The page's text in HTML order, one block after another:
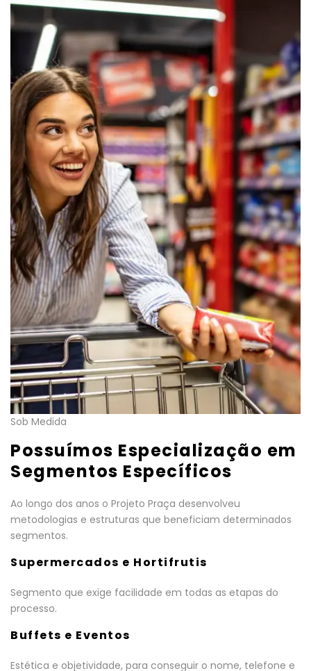
Sob Medida
Possuímos Especialização em
Segmentos Específicos
Ao longo dos anos o Projeto Praça desenvolveu
metodologias e estruturas que beneficiam determinados
segmentos.
Supermercados e Hortifrutis
Segmento que exige facilidade em todas as etapas do
processo.
Buffets e Eventos
Estética e objetividade, para conseguir o nome, telefone e